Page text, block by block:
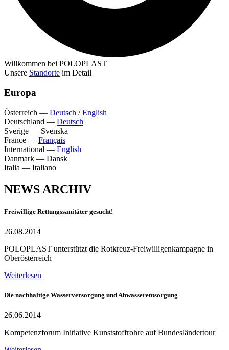
Willkommen bei POLOPLAST
Unsere Standorte im Detail
Europa
Österreich — Deutsch /English
Deutschland — Deutsch
Sverige — Svenska
France — Français
International — English
Danmark — Dansk
Italia — Italiano
NEWS ARCHIV
Freiwillige Rettungssanitäter gesucht!
26.08.2014
POLOPLAST unterstützt die Rotkreuz-Freiwilligenkampagne in
Oberösterreich
Weiterlesen
Die nachhaltige Wasserversorgung und Abwasserentsorgung
26.06.2014
Kompetenzforum Initiative Kunststoffrohre auf Bundesländertour